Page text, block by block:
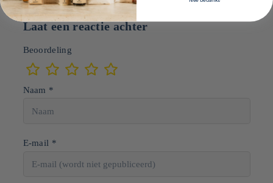
Laat een reactie achter
Beoordeling
Naam *
E-mail *